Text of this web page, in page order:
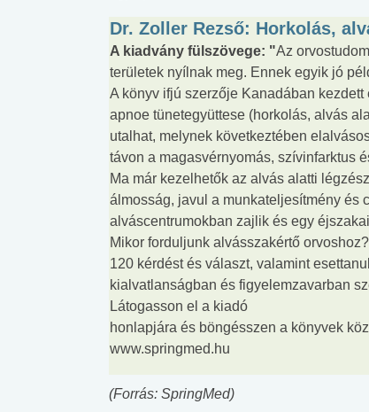
Dr. Zoller Rezső: Horkolás,
A kiadvány fülszövege: "Az
területek nyílnak meg. Ennek egyik jó
A könyv ifjú szerzője Kanadában
apnoe tünetegyüttese (horkolás, alvás
utalhat, melynek következtében
távon a magasvérnyomás, szívinfarktus
Ma már kezelhetők az alvás alatti
álmosság, javul a munkateljesítmény és
alváscentrumokban zajlik és egy
Mikor forduljunk alvásszakértő
120 kérdést és választ, valamint
kialvatlanságban és figyelemzavarban
Látogasson el a kiadó
honlapjára és böngésszen a könyvek
www.springmed.hu
(Forrás: SpringMed)